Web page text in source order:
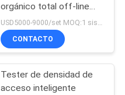
orgánico total off-line
portátil del TOC del
analizador del carbono en
línea
CONTACTO
Tester de densidad de
acceso inteligente